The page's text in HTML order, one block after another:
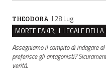
THEODORA il 28 Lug
Assegniamo il compito di indagare
preferisce gli antagonisti?
verità.